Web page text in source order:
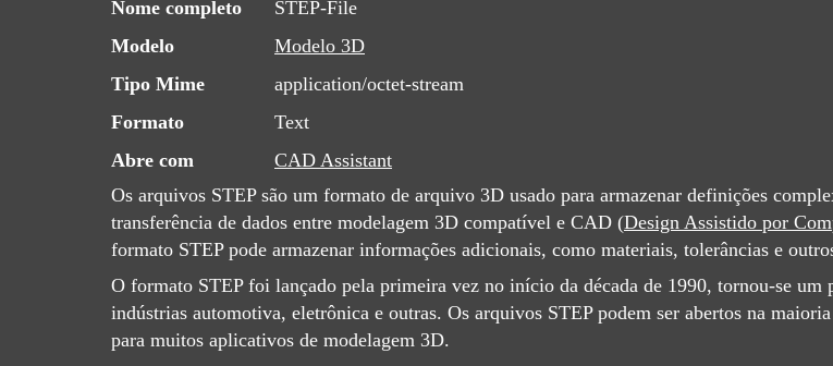
Nome completo
STEP-File
Modelo
Modelo 3D
Tipo Mime
application/octet-stream
Formato
Text
Abre com
CAD Assistant
Os arquivos STEP são um formato de arquivo 3D usado para armazenar definições
transferência de dados entre modelagem 3D compatível e CAD (Design Assistido por
formato STEP pode armazenar informações adicionais, como materiais, tolerâncias e
O formato STEP foi lançado pela primeira vez no início da década de 1990, tornou-se um
indústrias automotiva, eletrônica e outras. Os arquivos STEP podem ser abertos na
para muitos aplicativos de modelagem 3D.